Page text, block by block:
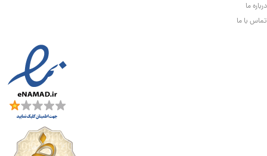
درباره ما
تماس با ما